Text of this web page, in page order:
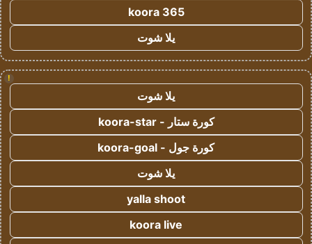
koora 365
يلا شوت
!
يلا شوت
كورة ستار - koora-star
كورة جول - koora-goal
يلا شوت
yalla shoot
koora live